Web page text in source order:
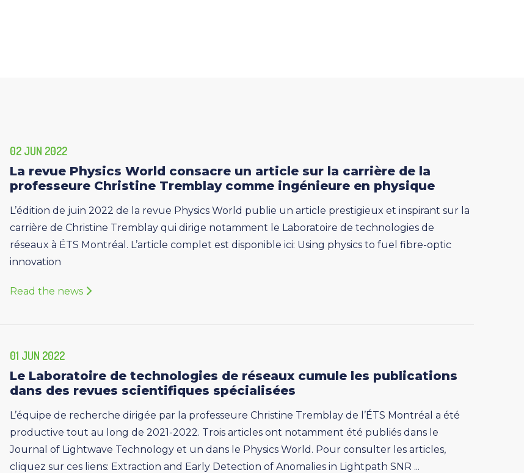
02 JUN 2022
La revue Physics World consacre un article sur la carrière de la
professeure Christine Tremblay comme ingénieure en physique
L’édition de juin 2022 de la revue Physics World publie un article prestigieux et inspirant sur la
carrière de Christine Tremblay qui dirige notamment le Laboratoire de technologies de
réseaux à ÉTS Montréal. L’article complet est disponible ici: Using physics to fuel fibre-optic
innovation
Read the news
01 JUN 2022
Le Laboratoire de technologies de réseaux cumule les publications
dans des revues scientifiques spécialisées
L’équipe de recherche dirigée par la professeure Christine Tremblay de l’ÉTS Montréal a été
productive tout au long de 2021-2022. Trois articles ont notamment été publiés dans le
Journal of Lightwave Technology et un dans le Physics World. Pour consulter les articles,
cliquez sur ces liens: Extraction and Early Detection of Anomalies in Lightpath SNR ...